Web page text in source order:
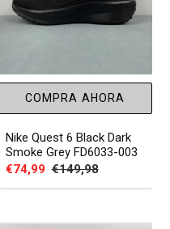
COMPRA AHORA
Nike Quest 6 Black Dark
Smoke Grey FD6033-003
Precio
de
€74,99 Precio
habitual
€149,98